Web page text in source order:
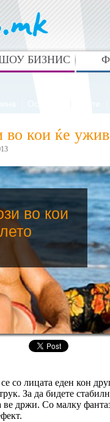
БИЗНИС
кои ќе
во кои
со лицата еден кон
За да бидете
држи. Со малку